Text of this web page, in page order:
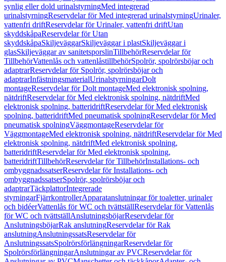
synlig eller dold urinalstyrningMed integrerad
urinalstyrningReservdelar för Med integrerad urinalstyrningUrinaler,
vattenfri driftReservdelar för Urinaler, vattenfri driftUtan
skyddskåpaReservdelar för Utan
skyddskåpaSkiljeväggarSkiljeväggar i plastSkiljeväggar i
glasSkiljeväggar av sanitetsporslinTillbehörReservdelar för
TillbehörVattenlås och vattenlåstillbehörSpolrör, spolrörsböjar och
adaptrarReservdelar för Spolrör, spolrörsböjar och
adaptrarInfästningsmaterialUrinalstyrningarDolt
montageReservdelar för Dolt montageMed elektronisk spolning,
nätdriftReservdelar för Med elektronisk spolning, nätdriftMed
elektronisk spolning, batteridriftReservdelar för Med elektronisk
spolning, batteridriftMed pneumatisk spolningReservdelar för Med
pneumatisk spolningVäggmontageReservdelar för
VäggmontageMed elektronisk spolning, nätdriftReservdelar för Med
elektronisk spolning, nätdriftMed elektronisk spolning,
batteridriftReservdelar för Med elektronisk spolning,
batteridriftTillbehörReservdelar för TillbehörInstallations- och
ombyggnadssatserReservdelar för Installations- och
ombyggnadssatserSpolrör, spolrörsböjar och
adaptrarTäckplattorIntegrerade
styrningarFjärrkontrollerApparatanslutningar för toaletter, urinaler
och bidéerVattenlås för WC och tvättställReservdelar för Vattenlås
för WC och tvättställAnslutningsböjarReservdelar för
AnslutningsböjarRak anslutningReservdelar för Rak
anslutningAnslutningssatsReservdelar för
AnslutningssatsSpolrörsförlängningarReservdelar för
SpolrörsförlängningarAnslutningar av PVCReservdelar för